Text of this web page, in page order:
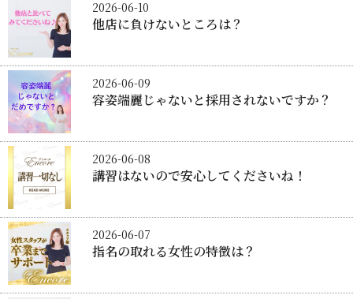
2026-06-10
他店に負けないところは？
2026-06-09
容姿端麗じゃないと採用されないですか？
2026-06-08
講習はないので安心してくださいね！
2026-06-07
指名の取れる女性の特徴は？